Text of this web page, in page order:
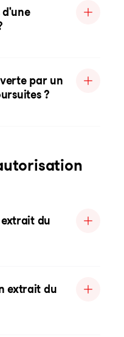
d'une
par un
?
du
extrait du